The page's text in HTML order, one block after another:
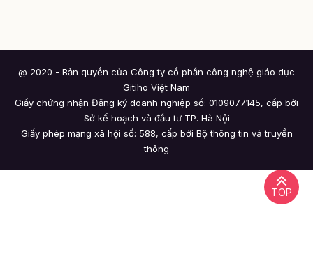
TOP
@ 2020 - Bản quyền của Công ty cổ phần công nghệ giáo dục
Gitiho Việt Nam
Giấy chứng nhận Đăng ký doanh nghiệp số: 0109077145, cấp bởi
Sở kế hoạch và đầu tư TP. Hà Nội
Giấy phép mạng xã hội số: 588, cấp bởi Bộ thông tin và truyền
thông